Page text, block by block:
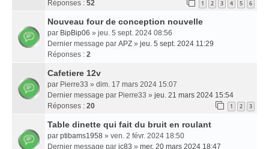
Réponses : 52 1 2 3 4 5 6
Nouveau four de conception nouvelle
par BipBip06 » jeu. 5 sept. 2024 08:56
Dernier message par APZ » jeu. 5 sept. 2024 11:29
Réponses : 2
Cafetiere 12v
par Pierre33 » dim. 17 mars 2024 15:07
Dernier message par Pierre33 » jeu. 21 mars 2024 15:54
Réponses : 20 1 2 3
Table dinette qui fait du bruit en roulant
par ptibams1958 » ven. 2 févr. 2024 18:50
Dernier message par jc83 » mer. 20 mars 2024 18:47